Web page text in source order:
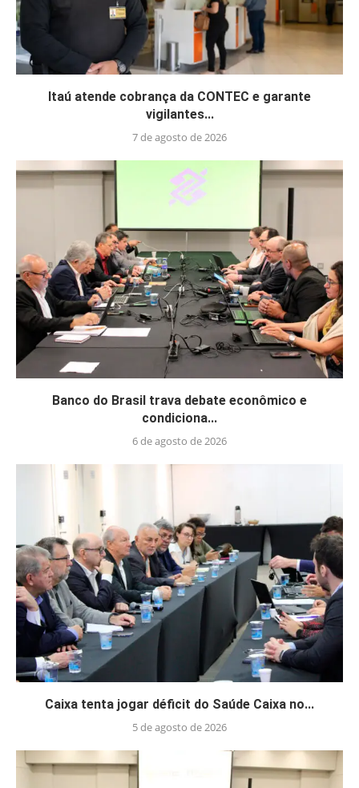
Itaú atende cobrança da CONTEC e garante
vigilantes...
7 de agosto de 2026
Banco do Brasil trava debate econômico e
condiciona...
6 de agosto de 2026
Caixa tenta jogar déficit do Saúde Caixa no...
5 de agosto de 2026